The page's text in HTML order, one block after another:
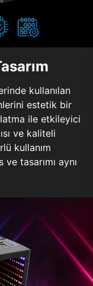
kullanılan
estetik bir
ile etkileyici
ve kaliteli
kullanım
tasarımı aynı